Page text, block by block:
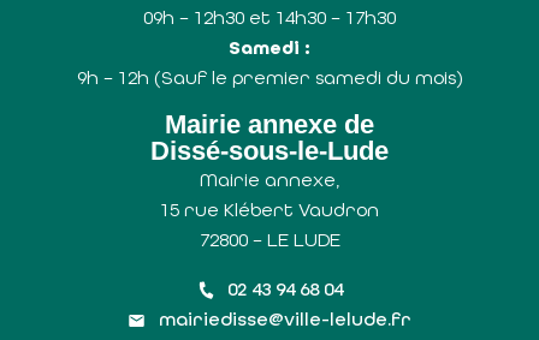
09h – 12h30 et 14h30 – 17h30
Samedi :
9h – 12h (Sauf le premier samedi du mois)
Mairie annexe de
Dissé-sous-le-Lude
Mairie annexe,
15 rue Klébert Vaudron
72800 – LE LUDE
02 43 94 68 04
mairiedisse@ville-lelude.fr